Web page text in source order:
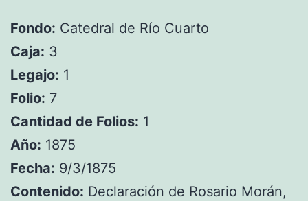
Fondo: Catedral de Río Cuarto
Caja: 3
Legajo: 1
Folio: 7
Cantidad de Folios: 1
Año: 1875
Fecha: 9/3/1875
Contenido: Declaración de Rosario Morán,